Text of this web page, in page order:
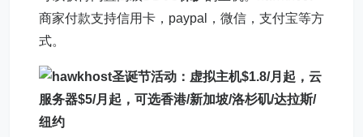
商家付款支持信用卡，paypal，微信，支付宝等方
式。